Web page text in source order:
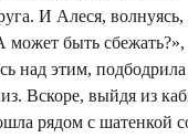
И Алеся, волнуясь,
может быть
над этим,
Вскоре, выйдя из
рядом с шатенкой